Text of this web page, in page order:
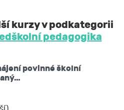
kurzy v podkategorii
pedagogika
povinné školní